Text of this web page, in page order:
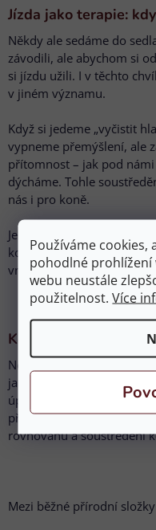
Používáme cookies,
pohodlné prohlížení
webu neustále
použitelnost.Více
Jízda jako terapie:
Někdy ale sedáme do
závodili, ale abychom si
si jízdu užili. I v těchto
v jiném významu.
Když si jedeme „vyčistit
vypneme přemýšlení, ale
přítomnost – jak pod
dýcháme. Tohle
nás i pro koně.
Je důležité si uvědomit, že
koněm. A pokud se v tu
vnímá. Nevnímá naše
Když koncentrace
Někteří koně jsou
jako jezdci snažíme být
úplně „vypnout“. Právě v
přírodní uklidňující
rovnováhu a soustředění
Mezi běžné přírodní